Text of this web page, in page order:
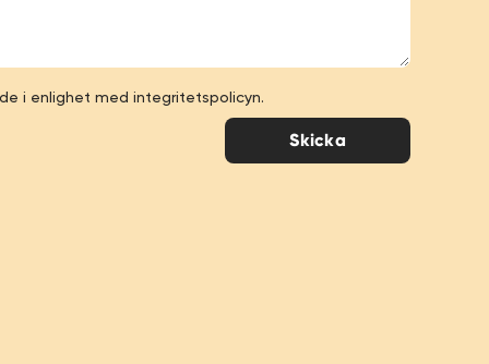
i enlighet med integritetspolicyn.
Skicka